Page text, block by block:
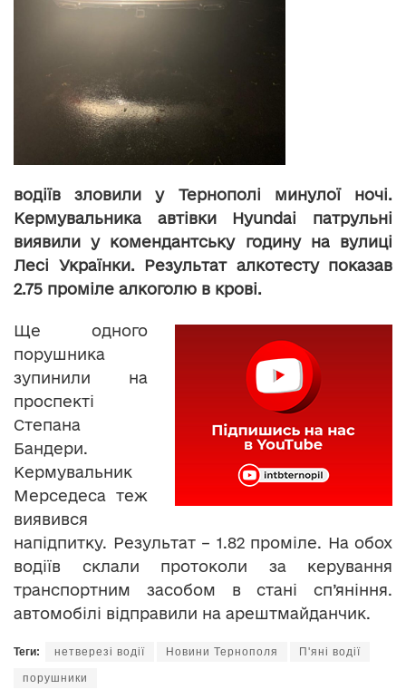
водіїв зловили у Тернополі минулої ночі.
Кермувальника автівки Hyundai патрульні
виявили у комендантську годину на вулиці
Лесі Українки. Результат алкотесту показав
2.75 проміле алкоголю в крові.
Ще одного
порушника
зупинили на
проспекті
Степана
Бандери.
Кермувальник
Мерседеса теж
виявився
напідпитку. Результат – 1.82 проміле. На обох
водіїв склали протоколи за керування
транспортним засобом в стані сп’яніння.
автомобілі відправили на арештмайданчик.
Теги: нетверезі водії Новини Тернополя П'яні водії
порушники